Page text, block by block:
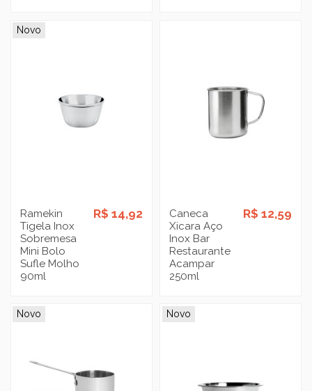
Novo
Ramekin
Tigela Inox
Sobremesa
Mini Bolo
Sufle Molho
90ml
R$ 14,92
Caneca
Xicara Aço
Inox Bar
Restaurante
Acampar
250ml
R$ 12,59
Novo Novo